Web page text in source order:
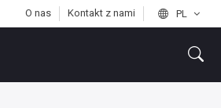
O nas Kontakt z nami PL